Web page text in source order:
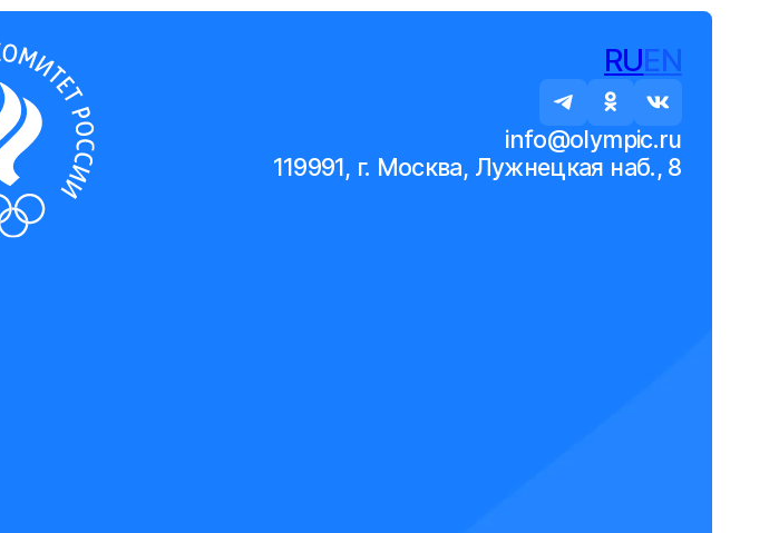
RUEN
info@olympic.ru
119991, г. Москва, Лужнецкая наб., 8